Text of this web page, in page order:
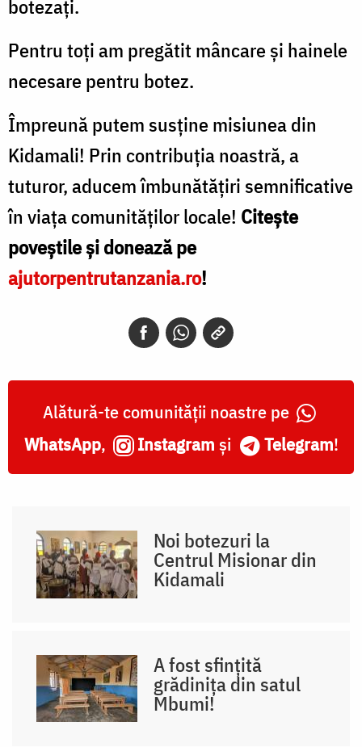
botezați.
Pentru toți am pregătit mâncare și hainele
necesare pentru botez.
Împreună putem susține misiunea din
Kidamali! Prin contribuția noastră, a
tuturor, aducem îmbunătățiri semnificative
în viața comunităților locale! Citește
poveștile și donează pe
ajutorpentrutanzania.ro!
Alătură-te comunității noastre pe
WhatsApp, Instagram și Telegram!
Noi botezuri la
Centrul Misionar din
Kidamali
A fost sfințită
grădinița din satul
Mbumi!